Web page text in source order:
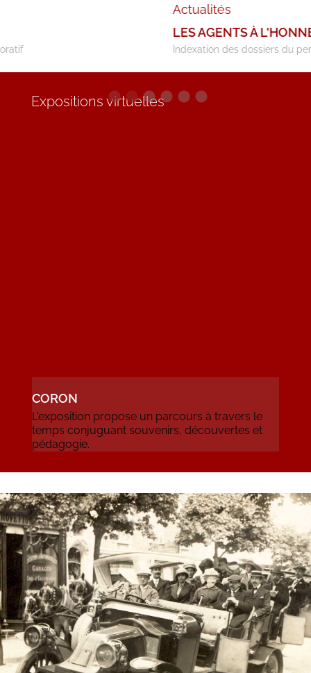
Indexation des dossiers du personnel
CORON
L'exposition propose un parcours à travers le
temps conjuguant souvenirs, découvertes et
pédagogie.